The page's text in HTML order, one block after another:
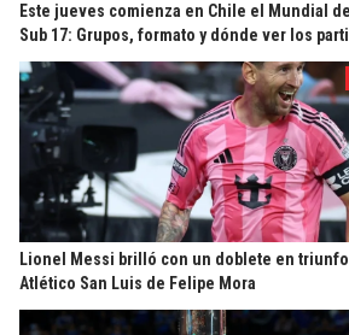
Este jueves comienza en Chile el Mundial
Sub 17: Grupos, formato y dónde ver los
Lionel Messi brilló con un doblete en
Atlético San Luis de Felipe Mora